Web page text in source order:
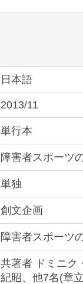
日本語
2013/11
単行本
障害者スポーツ
単独
創文企画
障害者スポーツ
共著者 ドミニク
紀昭、他7名(章